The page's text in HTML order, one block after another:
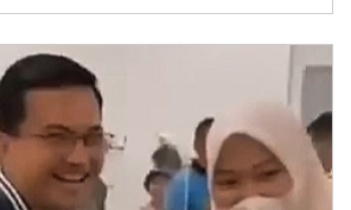
h
sti
an
Hu
ku
m
er gr
a
e